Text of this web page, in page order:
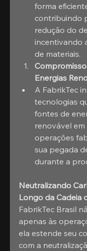
forma
contribuindo
redução do
incentivando
de materiais.
Energias
A FabrikTec
tecnologias
fontes de
renovável em
operações
sua pegada
durante a
Neutralizando
Longo da Cadeia
FabrikTec Brasil
apenas às
ela estende seu
com a